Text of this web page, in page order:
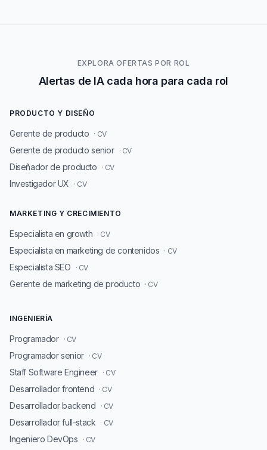
EXPLORA OFERTAS POR ROL
Alertas de IA cada hora para cada rol
PRODUCTO Y DISEÑO
Gerente de producto · CV
Gerente de producto senior · CV
Diseñador de producto · CV
Investigador UX · CV
MARKETING Y CRECIMIENTO
Especialista en growth · CV
Especialista en marketing de contenidos · CV
Especialista SEO · CV
Gerente de marketing de producto · CV
INGENIERÍA
Programador · CV
Programador senior · CV
Staff Software Engineer · CV
Desarrollador frontend · CV
Desarrollador backend · CV
Desarrollador full-stack · CV
Ingeniero DevOps · CV